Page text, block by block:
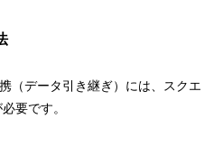
（データ引き継ぎ）には、スクエ
要です。